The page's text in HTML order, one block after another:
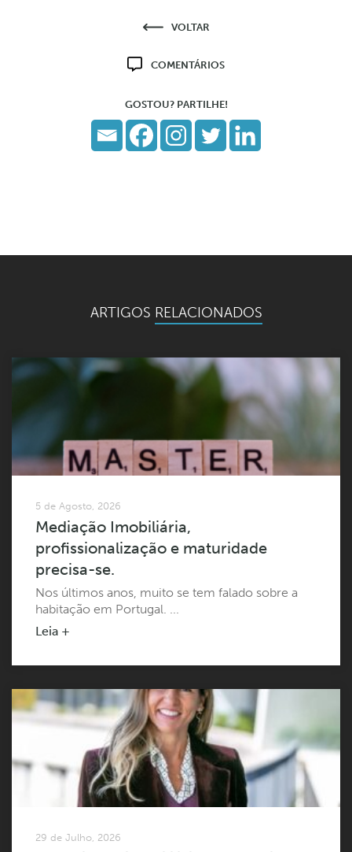
VOLTAR
COMENTÁRIOS
GOSTOU? PARTILHE!
ARTIGOS RELACIONADOS
5 de Agosto, 2026
Mediação Imobiliária,
profissionalização e maturidade
precisa-se.
Nos últimos anos, muito se tem falado sobre a
habitação em Portugal. ...
Leia +
29 de Julho, 2026